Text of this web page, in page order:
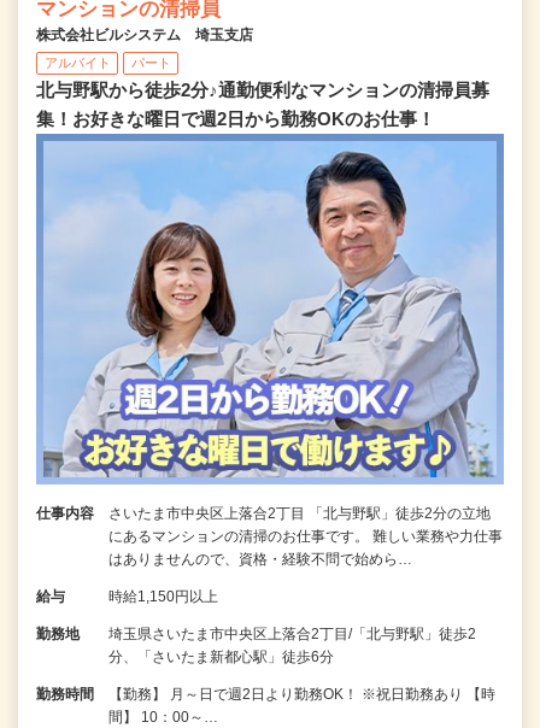
マンションの清掃員
株式会社ビルシステム 埼玉支店
アルバイト パート
北与野駅から徒歩2分♪通勤便利なマンションの清掃員募
集！お好きな曜日で週2日から勤務OKのお仕事！
仕事内容
さいたま市中央区上落合2丁目 「北与野駅」徒歩2分の立地
にあるマンションの清掃のお仕事です。 難しい業務や力仕事
はありませんので、資格・経験不問で始めら…
給与 時給1,150円以上
勤務地
埼玉県さいたま市中央区上落合2丁目/「北与野駅」徒歩2
分、「さいたま新都心駅」徒歩6分
勤務時間
【勤務】 月～日で週2日より勤務OK！ ※祝日勤務あり 【時
間】 10：00～…